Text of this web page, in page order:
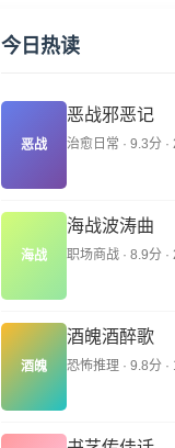
今日热读
恶战
恶战邪恶记
治愈日常 · 9.3分
海战
海战波涛曲
职场商战 · 8.9分
酒魄
酒魄酒醉歌
恐怖推理 · 9.8分